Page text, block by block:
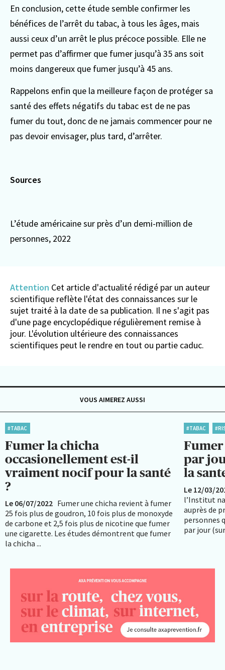
En conclusion, cette étude semble confirmer les
bénéfices de l’arrêt du tabac, à tous les âges, mais
aussi ceux d’un arrêt le plus précoce possible. Elle ne
permet pas d’affirmer que fumer jusqu’à 35 ans soit
moins dangereux que fumer jusqu’à 45 ans.
Rappelons enfin que la meilleure façon de protéger sa
santé des effets négatifs du tabac est de ne pas
fumer du tout, donc de ne jamais commencer pour ne
pas devoir envisager, plus tard, d’arrêter.
Sources
L’étude américaine sur près d’un demi-million de
personnes, 2022
Attention Cet article d'actualité rédigé par un auteur
scientifique reflète l'état des connaissances sur le
sujet traité à la date de sa publication. Il ne s'agit pas
d'une page encyclopédique régulièrement remise à
jour. L'évolution ultérieure des connaissances
scientifiques peut le rendre en tout ou partie caduc.
VOUS AIMEREZ AUSSI
#TABAC
Fumer la chicha
occasionellement est-il
vraiment nocif pour la santé
?
Le 06/07/2022 Fumer une chicha revient à fumer
25 fois plus de goudron, 10 fois plus de monoxyde
de carbone et 2,5 fois plus de nicotine que fumer
une cigarette. Les études démontrent que fumer
la chicha ...
#TABAC
Fumer
par
la
Le 12/03/
l’Institut
auprès de
personnes
par jour